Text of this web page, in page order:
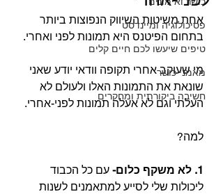
פסיכולוגיה ומיינדסט
טיפים שיעשו לכם חיים קלים
מאמני כושר
חשיבה ביקורתית ומחקרים
אחת משיטות השיווק הנפוצות ביותר
בתחום הפיטנס היא תמונות לפני ואחרי.⁣⁣
מי שעוקב אחרי תקופה וודאי יודע שאני
שונאת את התמונות האלו ולעולם לא
העלתי וגם לא אעלה תמונות לפני-אחרי.⁣
למה?⁣
1. לא משקף כלום-
עם כל הכבוד
ליכולות שלי לסייע למתאמנים לשנות